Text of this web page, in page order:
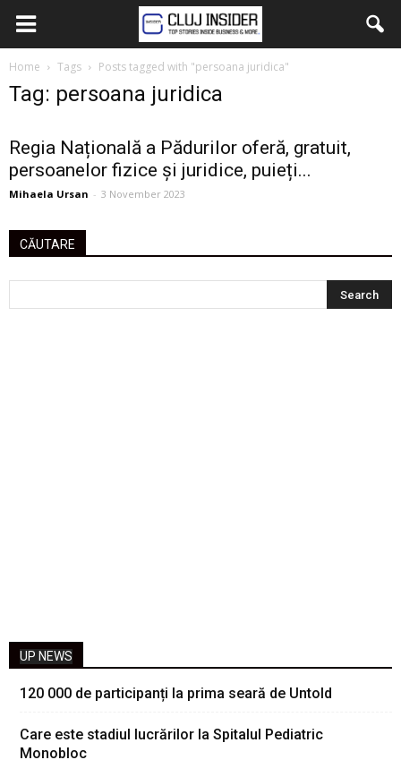
Home Tags Posts tagged with "persoana juridica"
Tag: persoana juridica
Regia Națională a Pădurilor oferă, gratuit,
persoanelor fizice și juridice, puieți...
Mihaela Ursan - 3 November 2023
CĂUTARE
UP NEWS
120 000 de participanți la prima seară de Untold
Care este stadiul lucrărilor la Spitalul Pediatric
Monobloc